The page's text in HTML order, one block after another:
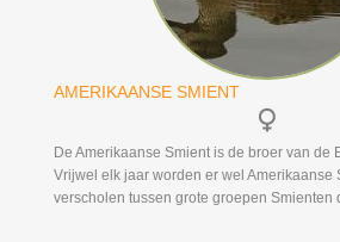
AMERIKAANSE SMIENT
De Amerikaanse Smient is de broer van de
Vrijwel elk jaar worden er wel Amerikaanse
verscholen tussen grote groepen Smienten